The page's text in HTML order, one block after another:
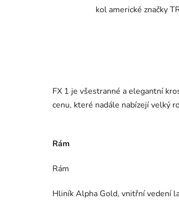
kol americké značky
FX 1 je všestranné a elegantní
cenu, které nadále nabízejí velký
Rám
Rám
Hliník Alpha Gold, vnitřní vedení